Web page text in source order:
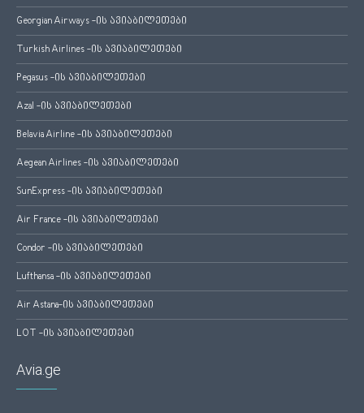
Georgian Airways -ის ავიაბილეთები
Turkish Airlines -ის ავიაბილეთები
Pegasus -ის ავიაბილეთები
Azal -ის ავიაბილეთები
Belavia Airline -ის ავიაბილეთები
Aegean Airlines -ის ავიაბილეთები
SunExpress -ის ავიაბილეთები
Air France -ის ავიაბილეთები
Condor -ის ავიაბილეთები
Lufthansa -ის ავიაბილეთები
Air Astana-ის ავიაბილეთები
LOT -ის ავიაბილეთები
Avia.ge